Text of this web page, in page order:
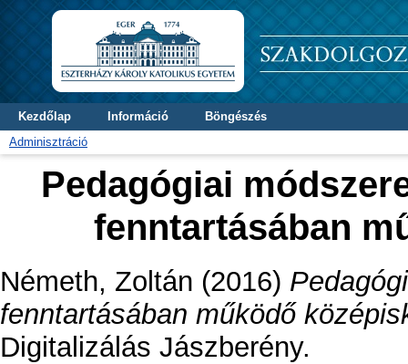
Kezdőlap Információ
Böngészés
Adminisztráció
Pedagógiai
fenntartásában
Németh, Zoltán (2016)
fenntartásában működő
Digitalizálás Jászberény.